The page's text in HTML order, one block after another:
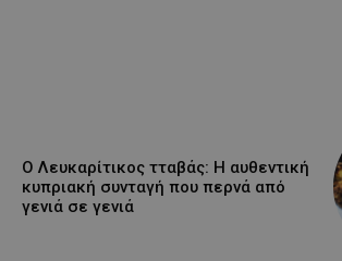
Ο Λευκαρίτικος τταβάς: Η αυθεντική
κυπριακή συνταγή που περνά από
γενιά σε γενιά